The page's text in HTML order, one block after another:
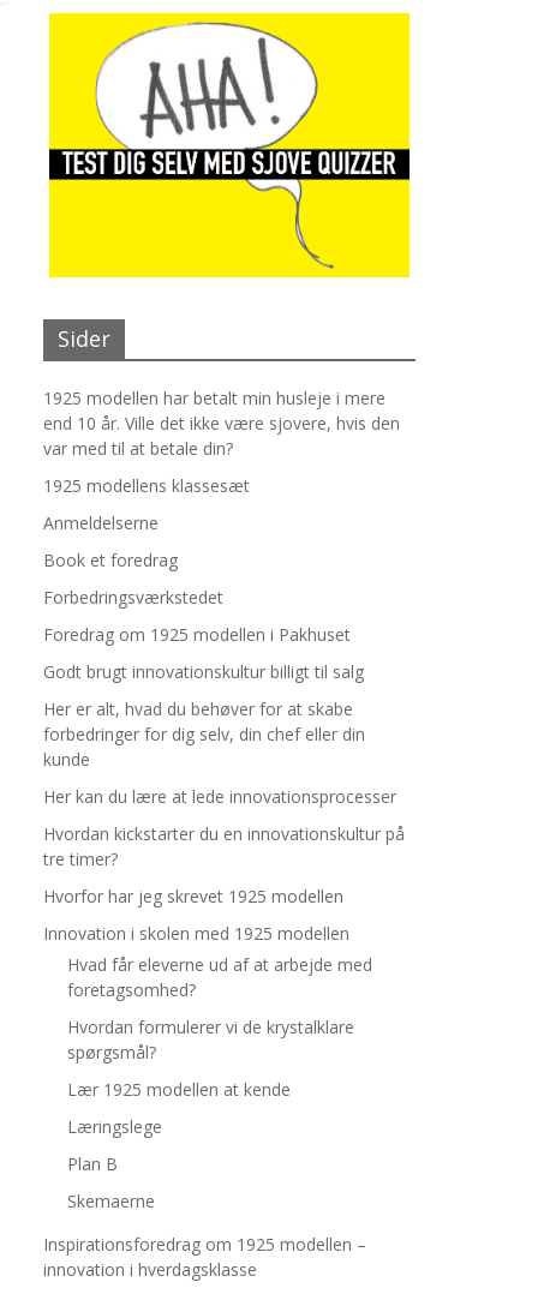
Sider
1925 modellen har betalt min husleje i mere
end 10 år. Ville det ikke være sjovere, hvis den
var med til at betale din?
1925 modellens klassesæt
Anmeldelserne
Book et foredrag
Forbedringsværkstedet
Foredrag om 1925 modellen i Pakhuset
Godt brugt innovationskultur billigt til salg
Her er alt, hvad du behøver for at skabe
forbedringer for dig selv, din chef eller din
kunde
Her kan du lære at lede innovationsprocesser
Hvordan kickstarter du en innovationskultur på
tre timer?
Hvorfor har jeg skrevet 1925 modellen
Innovation i skolen med 1925 modellen
Hvad får eleverne ud af at arbejde med
foretagsomhed?
Hvordan formulerer vi de krystalklare
spørgsmål?
Lær 1925 modellen at kende
Læringslege
Plan B
Skemaerne
Inspirationsforedrag om 1925 modellen –
innovation i hverdagsklasse